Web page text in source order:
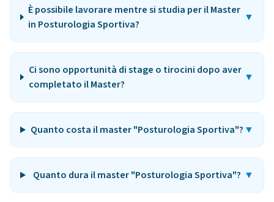
È possibile lavorare mentre si studia per il Master
in Posturologia Sportiva?
▼
Ci sono opportunità di stage o tirocini dopo aver
completato il Master?
▼
Quanto costa il master "Posturologia Sportiva"? ▼
Quanto dura il master "Posturologia Sportiva"? ▼